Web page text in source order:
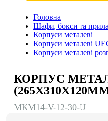
Головна
Шафи, бокси та
Корпуси металеві
Корпуси металеві
Корпуси металеві
КОРПУС
MKM14-V-12-30-U